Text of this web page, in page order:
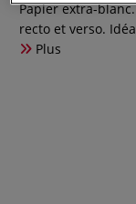
Papier extra-
recto et verso.
Plus